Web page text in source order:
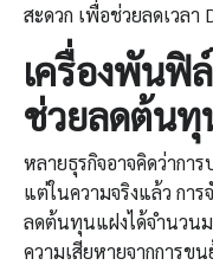
สะดวก เพื่อช่วยลดเวลา
เครื่องพันฟิ
ช่วยลดต้นทุ
หลายธุรกิจอาจคิดว่ากา
แต่ในความจริงแล้ว กา
ลดต้นทุนแฝงได้จำนวนม
ความเสียหายจากการข